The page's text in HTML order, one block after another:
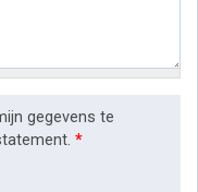
gegevens te
*